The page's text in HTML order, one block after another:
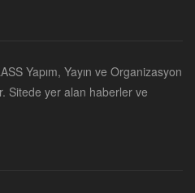
Yapım, Yayın ve Organizasyon
Sitede yer alan haberler ve